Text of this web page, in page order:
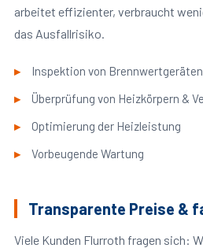
arbeitet effizienter, verbraucht
das Ausfallrisiko.
Inspektion von Brennwertgeräten
Überprüfung von Heizkörpern &
Optimierung der Heizleistung
Vorbeugende Wartung
Transparente Preise &
Viele Kunden Flurroth fragen sich: